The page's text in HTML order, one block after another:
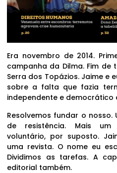
Era novembro de 2014.
campanha da Dilma. Fim de
Serra dos Topázios. Jaime e
sobre a falta que fazia
independente e democrático
Resolvemos fundar o
de resistência. Mais
voluntário, por suposto.
uma revista. O nome eu
Dividimos as tarefas. A
editorial também.